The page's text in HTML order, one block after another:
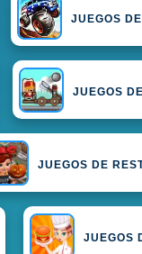
JUEGOS
JUEGOS
JUEGOS DE
JUEGOS